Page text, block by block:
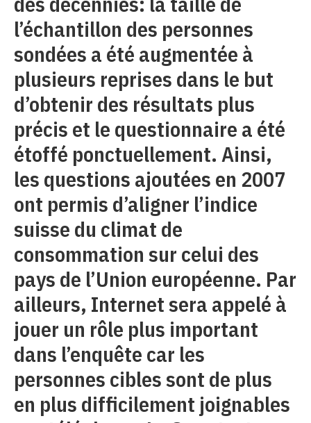
l’échantillon des personnes
sondées a été augmentée à
plusieurs reprises dans le but
d’obtenir des résultats plus
précis et le questionnaire a été
étoffé ponctuellement. Ainsi,
les questions ajoutées en 2007
ont permis d’aligner l’indice
suisse du climat de
consommation sur celui des
pays de l’Union européenne. Par
ailleurs, Internet sera appelé à
jouer un rôle plus important
dans l’enquête car les
personnes cibles sont de plus
en plus difficilement joignables